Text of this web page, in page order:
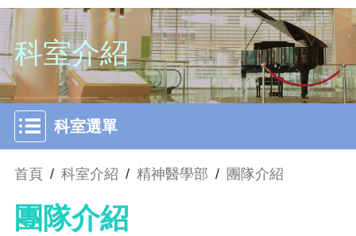
科室介紹
科室選單
首頁 / 科室介紹 / 精神醫學部 / 團隊介紹
團隊介紹